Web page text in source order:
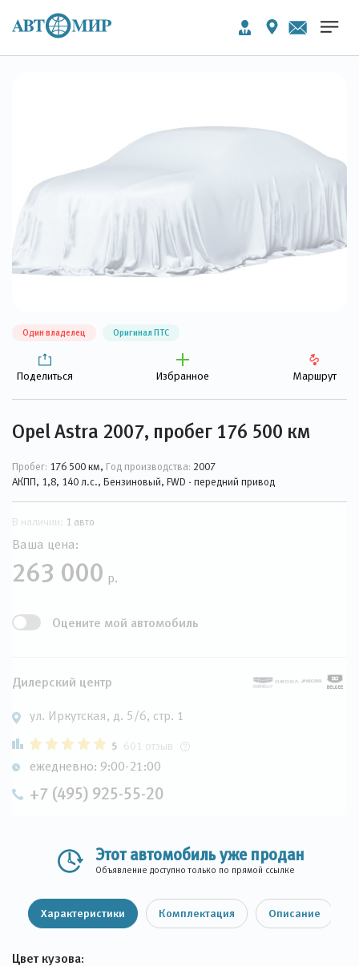
Один владелец Оригинал ПТС
Поделиться Избранное Маршрут
Opel Astra 2007, пробег 176 500 км
Пробег: 176 500 км, Год производства: 2007
АКПП, 1,8, 140 л.с., Бензиновый, FWD - передний привод
В наличии: 1 авто
Ваша цена:
263 000 р.
Оцените мой автомобиль
Дилерский центр
ул. Иркутская, д. 5/6, стр. 1
5 601 отзыв
ежедневно: 9:00-21:00
+7 (495) 925-55-20
Этот автомобиль уже продан
Объявление доступно только по прямой ссылке
Характеристики Комплектация Описание
Цвет кузова: